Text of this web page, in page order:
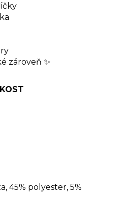
zároveň ✨
45% polyester, 5%